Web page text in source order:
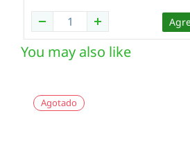
You may also like
Agotado